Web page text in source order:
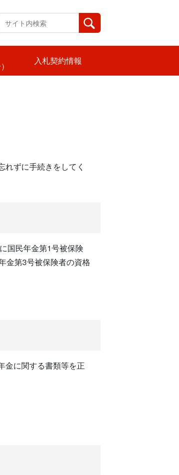
入札契約情報
ずに手続きをしてく
国民年金第1号被保険
金第3号被保険者の資格
金に関する書類等を正